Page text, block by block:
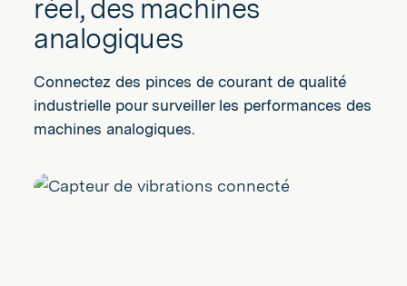
réel, des machines
analogiques
Connectez des pinces de courant de qualité
industrielle pour surveiller les performances des
machines analogiques.